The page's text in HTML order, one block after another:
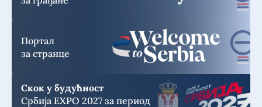
Портал
за странце
Скок у будућност
Србија EXPO 2027 за период